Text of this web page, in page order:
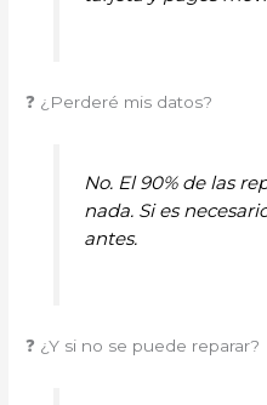
❓ ¿Perderé mis datos?
No. El 90% de las
nada. Si es
antes.
❓ ¿Y si no se puede reparar?